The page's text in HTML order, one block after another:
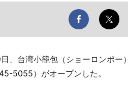
、台湾小籠包（ショーロンポー
5055）がオープンした。